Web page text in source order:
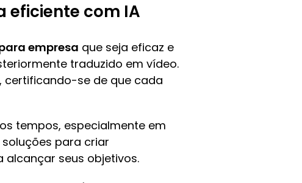
eficiente com IA
empresa que seja eficaz e
traduzido em vídeo.
certificando-se de que cada
tempos, especialmente em
para criar
alcançar seus objetivos.